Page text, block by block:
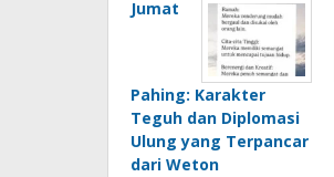
Jumat
Pahing: Karakter
Teguh dan Diplomasi
Ulung yang Terpancar
dari Weton